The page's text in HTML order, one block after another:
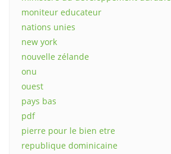
moniteur educateur
nations unies
new york
nouvelle zélande
onu
ouest
pays bas
pdf
pierre pour le bien etre
republique dominicaine